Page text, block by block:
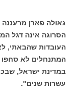
גאולה פארן
הסרוגה אינה דגל
העובדות שהבאתי,
המתנחלים לא סחפו
במדינת ישראל,
עשרות שנים".